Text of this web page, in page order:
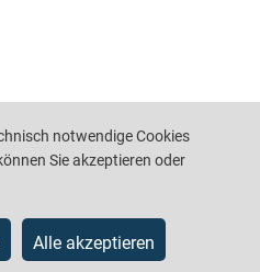
notwendige Cookies
Sie akzeptieren oder
Alle akzeptieren